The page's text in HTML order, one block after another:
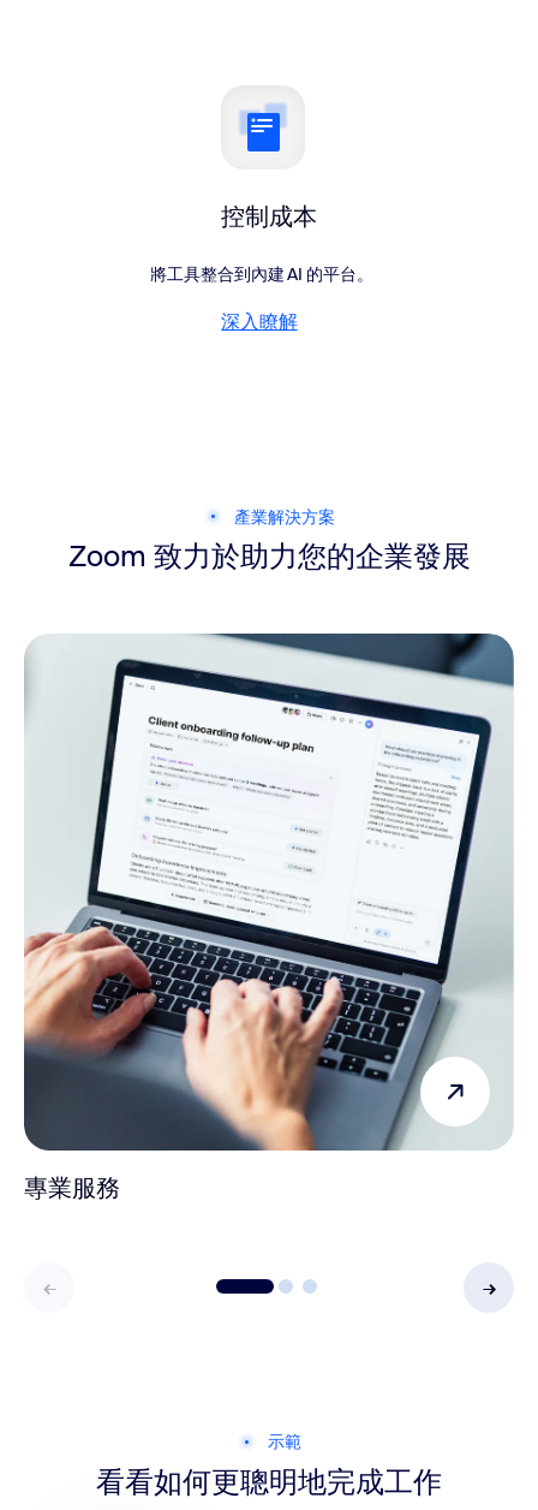
控制成本
將工具整合到內建 AI 的平台。
深入瞭解深入瞭解
產業解決方案
Zoom 致力於助力您的企業發展
專業服務
示範
看看如何更聰明地完成工作